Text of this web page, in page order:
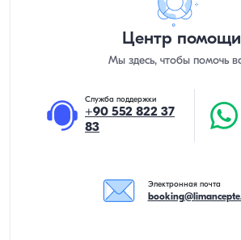
Центр помощи
Мы здесь, чтобы помочь
Служба поддержки
+90 552 822 37
83
Электронная почта